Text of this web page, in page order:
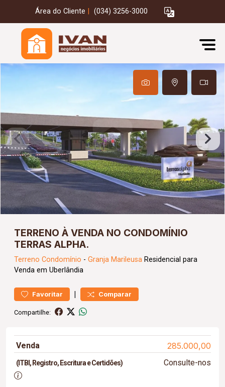
Área do Cliente (034) 3256-3000
TERRENO À VENDA NO CONDOMÍNIO
TERRAS ALPHA.
Terreno Condomínio - Granja Marileusa Residencial para
Venda em Uberlândia
Favoritar | Comparar
Compartilhe:
Venda 285.000,00
(ITBI, Registro, Escritura e Certidões) Consulte-nos